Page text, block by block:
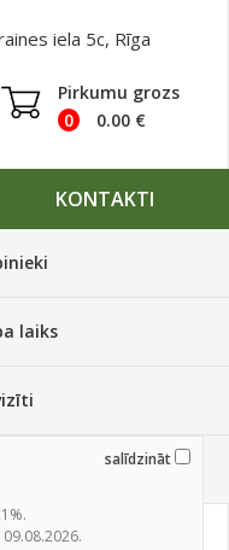
iela 5c, Rīga
Pirkumu grozs
0
0.00 €
KONTAKTI
laiks
salīdzināt